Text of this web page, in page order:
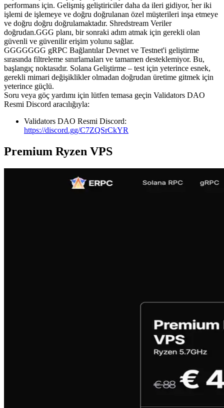
performans için. Gelişmiş geliştiriciler daha da ileri gidiyor, her iki
işlemi de işlemeye ve doğru doğrulanan özel müşterileri inşa etmeye
ve doğru doğru doğrulamaktadır. Shredstream Veriler
doğrudan.GGG planı, bir sonraki adım atmak için gerekli olan
güvenli ve güvenilir erişim yolunu sağlar.
GGGGGGG gRPC Bağlantılar Devnet ve Testnet'i geliştirme
sırasında filtreleme sınırlamaları ve tamamen desteklemiyor. Bu,
başlangıç noktasıdır. Solana Geliştirme – test için yeterince esnek,
gerekli mimari değişiklikler olmadan doğrudan üretime gitmek için
yeterince güçlü.
Soru veya göç yardımı için lütfen temasa geçin Validators DAO
Resmi Discord aracılığıyla:
Validators DAO Resmi Discord:
https://discord.gg/C7ZQSrCkYR
Premium Ryzen VPS